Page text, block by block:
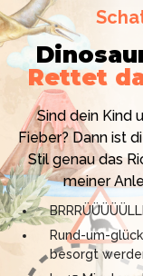
Ich bin THiLO,
TV-Profi (ZDF
Schatzsuchen
Rettet
Sind dein Kind
Fieber? Dann ist
Stil genau das
meiner
Rund-um-
besorgt
Locked-
Das gab es
High-Tech
Mission,
Kniffliger
99 Jahre)
inklusive